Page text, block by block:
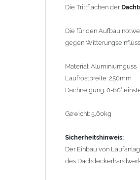
Das nachfolgende Bild soll
Anwendungsbeispiel:
Anwendungsbeispiel:
Anwendungsbeispiel:
Die Trittflächen der
Die für den Aufbau
gegen
Material: Aluminiumguss
Laufrostbreite: 250mm
Dachneigung: 0-60°
Gewicht: 5,60kg
Sicherheitshinweis:
Der Einbau von
des